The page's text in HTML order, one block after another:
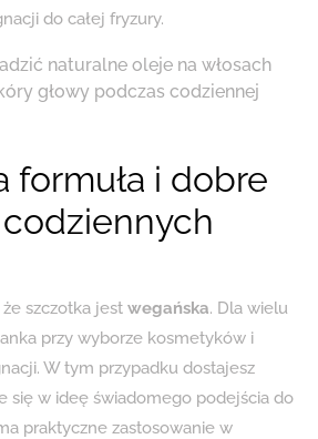
do całej fryzury.
naturalne oleje na włosach
głowy podczas codziennej
formuła i dobre
szczotka jest wegańska. Dla wielu
przy wyborze kosmetyków i
W tym przypadku dostajesz
się w ideę świadomego podejścia do
praktyczne zastosowanie w